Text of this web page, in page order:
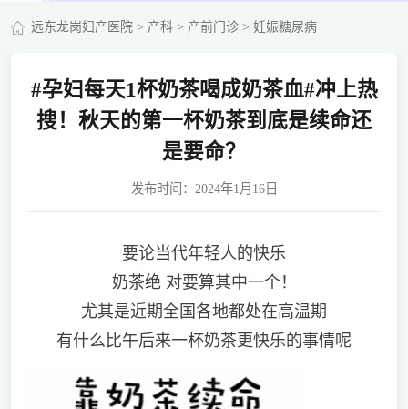
远东龙岗妇产医院> 产科> 产前门诊> 妊娠糖尿病
#孕妇每天1杯奶茶喝成奶茶血#冲上热
搜！秋天的第一杯奶茶到底是续命还
是要命？
发布时间：2024年1月16日
要论当代年轻人的快乐
奶茶绝 对要算其中一个！
尤其是近期全国各地都处在高温期
有什么比午后来一杯奶茶更快乐的事情呢